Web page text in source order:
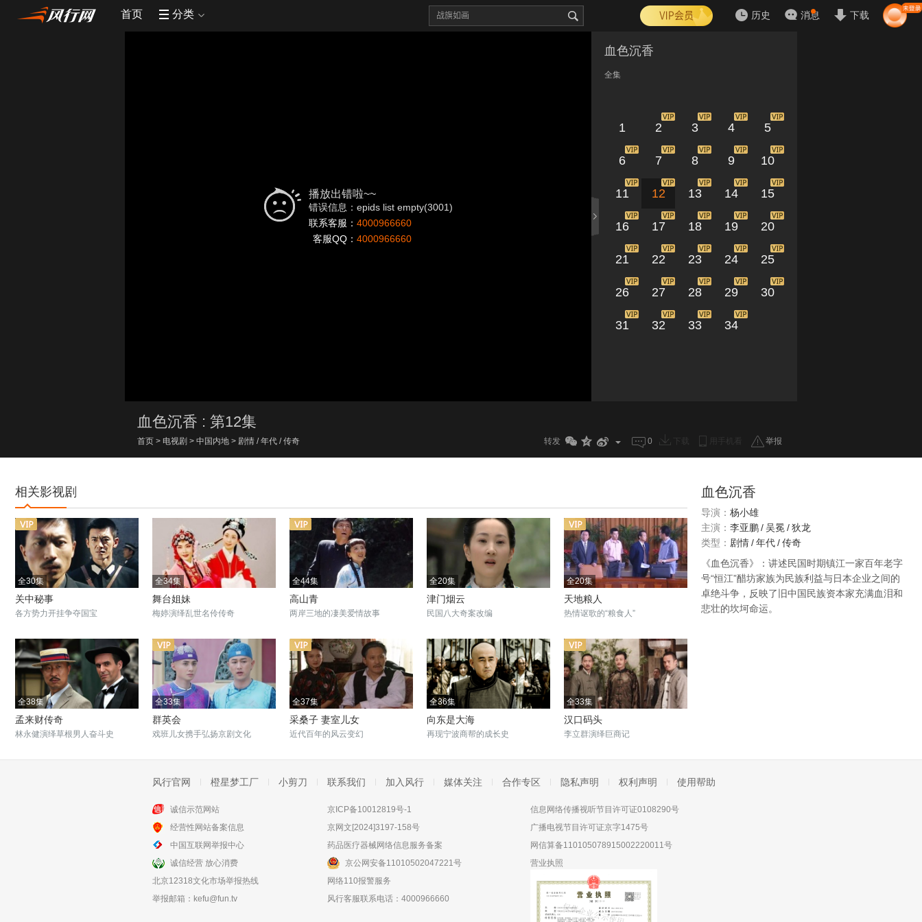
首页 分类 历史 消息 下载
播放出错啦~~
错误信息：epids list empty(3001)
联系客服： 4000966660
客服QQ： 4000966660
血色沉香
全集
1 2 3 4 5
6 7 8 9 10
11 12 13 14 15
16 17 18 19 20
21 22 23 24 25
26 27 28 29 30
31 32 33 34
血色沉香 : 第12集
首页 > 电视剧 > 中国内地 > 剧情 / 年代 / 传奇 转发 0 举报
相关影视剧
全30集
关中秘事
各方势力开挂争夺国宝
全34集
舞台姐妹
梅婷演绎乱世名伶传奇
全44集
高山青
两岸三地的凄美爱情故事
全20集
津门烟云
民国八大奇案改编
全20集
天地粮人
热情讴歌的“粮食人”
全38集
孟来财传奇
林永健演绎草根男人奋斗史
全33集
群英会
戏班儿女携手弘扬京剧文化
全37集
采桑子 妻室儿女
近代百年的风云变幻
全36集
向东是大海
再现宁波商帮的成长史
全33集
汉口码头
李立群演绎巨商记
全24集
雪白血红
血色沉香
导演： 杨小雄
主演： 李亚鹏/吴冕 /狄龙
类型： 剧情/年代/传奇
《血色沉香》：讲述民国时期镇江一家百年老字
号“恒江”醋坊家族为民族利益与日本企业之间的
卓绝斗争，反映了旧中国民族资本家充满血泪和
悲壮的坎坷命运。
风行官网 橙星梦工厂 小剪刀 联系我们 加入风行 媒体关注 合作专区 隐私声明 权利声明 使用帮助
诚信示范网站
经营性网站备案信息
中国互联网举报中心
诚信经营 放心消费
北京12318文化市场举报热线
举报邮箱： kefu@fun.tv
京ICP备10012819号-1
京网文[2024]3197-158号
药品医疗器械网络信息服务备案
京公网安备11010502047221号
网络110报警服务
风行客服联系电话：4000966660
信息网络传播视听节目许可证0108290号
广播电视节目许可证京字1475号
网信算备110105078915002220011号
营业执照